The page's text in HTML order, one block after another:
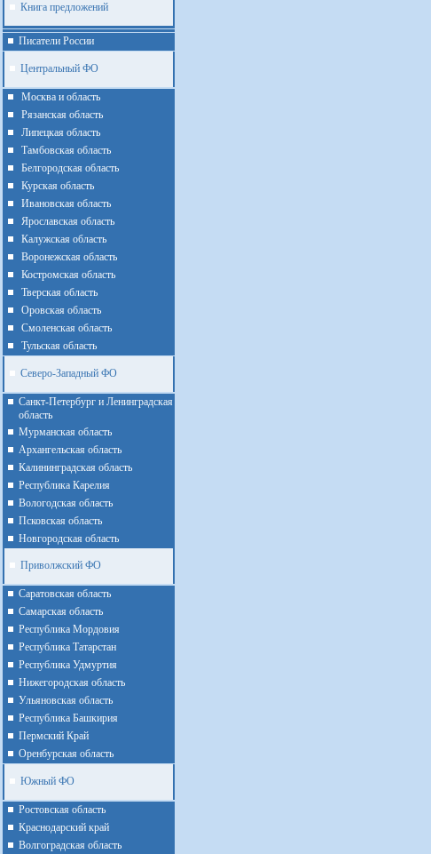
Книга предложений
Писатели России
Центральный ФО
Москва и область
Рязанская область
Липецкая область
Тамбовская область
Белгородская область
Курская область
Ивановская область
Ярославская область
Калужская область
Воронежская область
Костромская область
Тверская область
Оровская область
Смоленская область
Тульская область
Северо-Западный ФО
Санкт-Петербург и Ленинградская
область
Мурманская область
Архангельская область
Калининградская область
Республика Карелия
Вологодская область
Псковская область
Новгородская область
Приволжский ФО
Cаратовская область
Cамарская область
Республика Мордовия
Республика Татарстан
Республика Удмуртия
Нижегородская область
Ульяновская область
Республика Башкирия
Пермский Край
Оренбурская область
Южный ФО
Ростовская область
Краснодарский край
Волгоградская область